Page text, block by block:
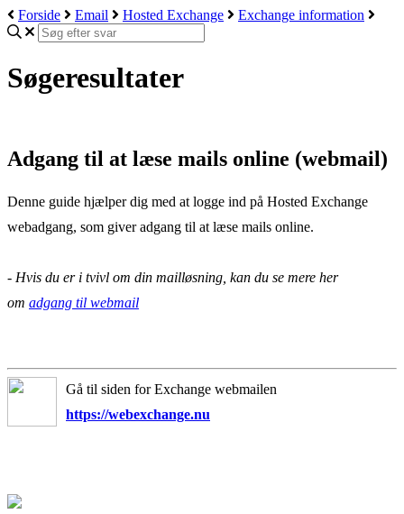
Forside Email Hosted Exchange Exchange information
Søgeresultater
Adgang til at læse mails online (webmail)
Denne guide hjælper dig med at logge ind på Hosted Exchange
webadgang, som giver adgang til at læse mails online.
- Hvis du er i tvivl om din mailløsning, kan du se mere her
om adgang til webmail
Gå til siden for Exchange webmailen
https://webexchange.nu